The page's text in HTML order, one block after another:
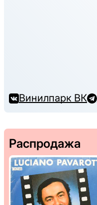
Винилпарк ВК
Распродажа